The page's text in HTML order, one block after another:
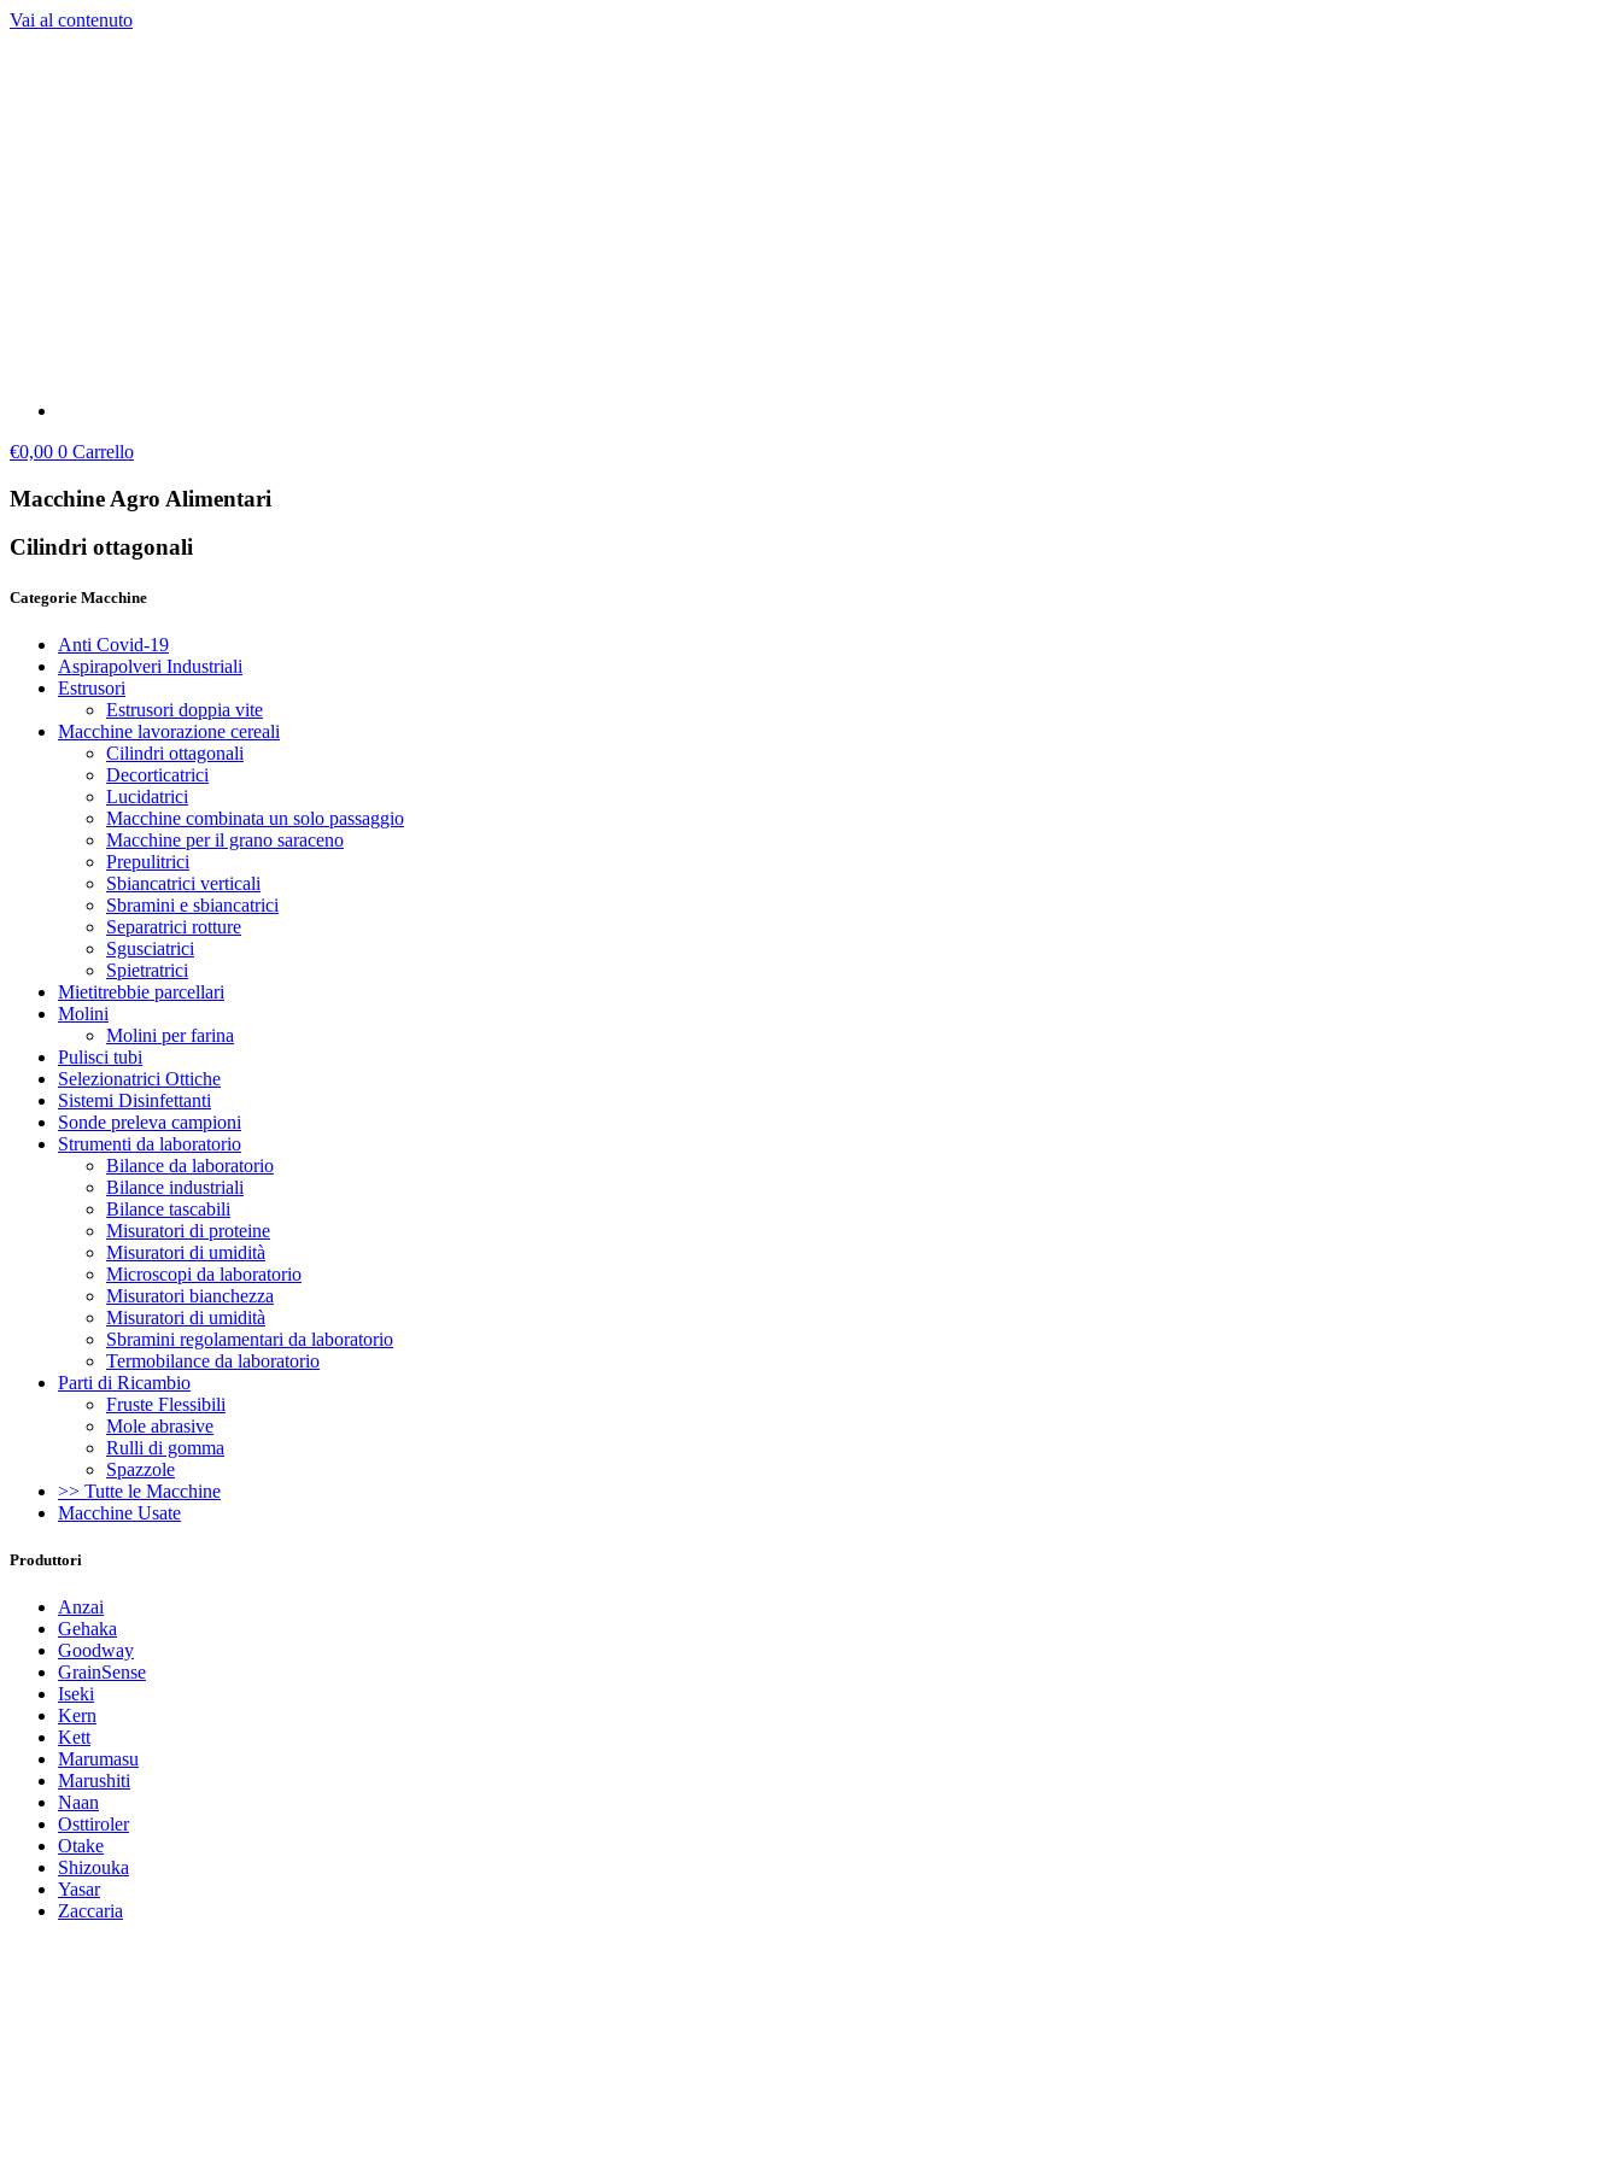
Vai al contenuto
€0,00 0 Carrello
Macchine Agro Alimentari
Cilindri ottagonali
Categorie Macchine
Anti Covid-19
Aspirapolveri Industriali
Estrusori
Estrusori doppia vite
Macchine lavorazione cereali
Cilindri ottagonali
Decorticatrici
Lucidatrici
Macchine combinata un solo passaggio
Macchine per il grano saraceno
Prepulitrici
Sbiancatrici verticali
Sbramini e sbiancatrici
Separatrici rotture
Sgusciatrici
Spietratrici
Mietitrebbie parcellari
Molini
Molini per farina
Pulisci tubi
Selezionatrici Ottiche
Sistemi Disinfettanti
Sonde preleva campioni
Strumenti da laboratorio
Bilance da laboratorio
Bilance industriali
Bilance tascabili
Misuratori di proteine
Misuratori di umidità
Microscopi da laboratorio
Misuratori bianchezza
Misuratori di umidità
Sbramini regolamentari da laboratorio
Termobilance da laboratorio
Parti di Ricambio
Fruste Flessibili
Mole abrasive
Rulli di gomma
Spazzole
>> Tutte le Macchine
Macchine Usate
Produttori
Anzai
Gehaka
Goodway
GrainSense
Iseki
Kern
Kett
Marumasu
Marushiti
Naan
Osttiroler
Otake
Shizouka
Yasar
Zaccaria